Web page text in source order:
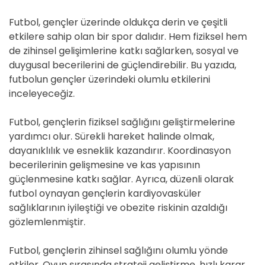
Futbol, gençler üzerinde oldukça derin ve çeşitli
etkilere sahip olan bir spor dalıdır. Hem fiziksel hem
de zihinsel gelişimlerine katkı sağlarken, sosyal ve
duygusal becerilerini de güçlendirebilir. Bu yazıda,
futbolun gençler üzerindeki olumlu etkilerini
inceleyeceğiz.
Futbol, gençlerin fiziksel sağlığını geliştirmelerine
yardımcı olur. Sürekli hareket halinde olmak,
dayanıklılık ve esneklik kazandırır. Koordinasyon
becerilerinin gelişmesine ve kas yapısının
güçlenmesine katkı sağlar. Ayrıca, düzenli olarak
futbol oynayan gençlerin kardiyovasküler
sağlıklarının iyileştiği ve obezite riskinin azaldığı
gözlemlenmiştir.
Futbol, gençlerin zihinsel sağlığını olumlu yönde